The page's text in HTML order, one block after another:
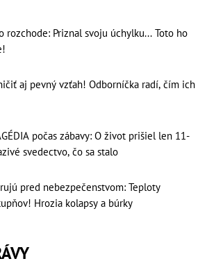
rozchode: Priznal svoju úchylku... Toto ho
aj pevný vzťah! Odborníčka radí, čím ich
počas zábavy: O život prišiel len 11-
svedectvo, čo sa stalo
pred nebezpečenstvom: Teploty
Hrozia kolapsy a búrky